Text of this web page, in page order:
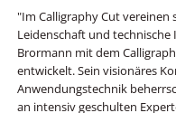
"Im Calligraphy Cut vereinen
Leidenschaft und
Brormann mit dem
entwickelt. Sein visionäres
Anwendungstechnik
an intensiv geschulten